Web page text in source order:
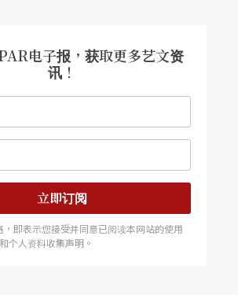
共生的智慧。在风景区里景观化的
公共设施，但是容易失去找路和
智慧，因为步道，我们通向海岸
知的危险是通过告示而非对海象
制的逻辑，结构出认识的局限。
弃的军营和风景，就会无知于脚
于是这个行为艺术节在年年的累
电子报，获取更多艺文资
讯！
立即订阅
即表示您接受并同意已阅读本网站的使用
个人资料收集声明。